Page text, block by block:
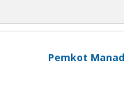
Pemkot